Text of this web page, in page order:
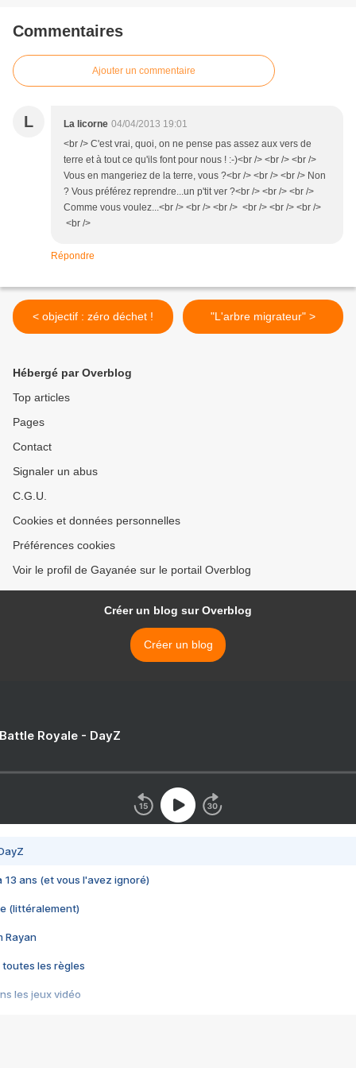
Commentaires
Ajouter un commentaire
L La licorne 04/04/2013 19:01
<br /> C'est vrai, quoi, on ne pense pas assez aux vers de
terre et à tout ce qu'ils font pour nous ! :-)<br /> <br /> <br />
Vous en mangeriez de la terre, vous ?<br /> <br /> <br /> Non
? Vous préférez reprendre...un p'tit ver ?<br /> <br /> <br />
Comme vous voulez...<br /> <br /> <br /> <br /> <br /> <br />
<br />
Répondre
< objectif : zéro déchet ! "L'arbre migrateur" >
Hébergé par Overblog
Top articles
Pages
Contact
Signaler un abus
C.G.U.
Cookies et données personnelles
Préférences cookies
Voir le profil de Gayanée sur le portail Overblog
Créer un blog sur Overblog
Créer un blog
Royale - DayZ
13 ans (et vous l'avez ignoré)
(littéralement)
Rayan
toutes les règles
les jeux vidéo